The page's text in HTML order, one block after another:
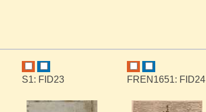
S1: FID23 FREN1651: FID24